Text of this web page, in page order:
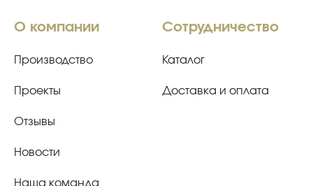
О компании
Производство
Проекты
Отзывы
Новости
Наша команда
Сотрудничество
Каталог
Доставка и оплата